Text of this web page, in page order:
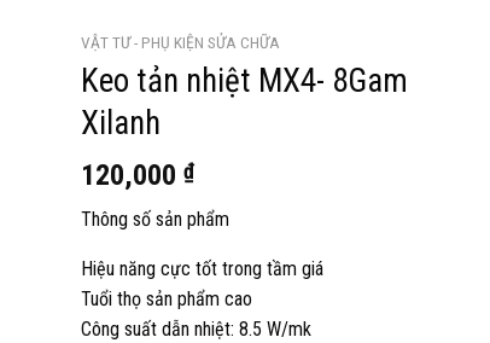
VẬT TƯ - PHỤ KIỆN SỬA CHỮA
Keo tản nhiệt MX4- 8Gam
Xilanh
120,000 ₫
Thông số sản phẩm
Hiệu năng cực tốt trong tầm giá
Tuổi thọ sản phẩm cao
Công suất dẫn nhiệt: 8.5 W/mk